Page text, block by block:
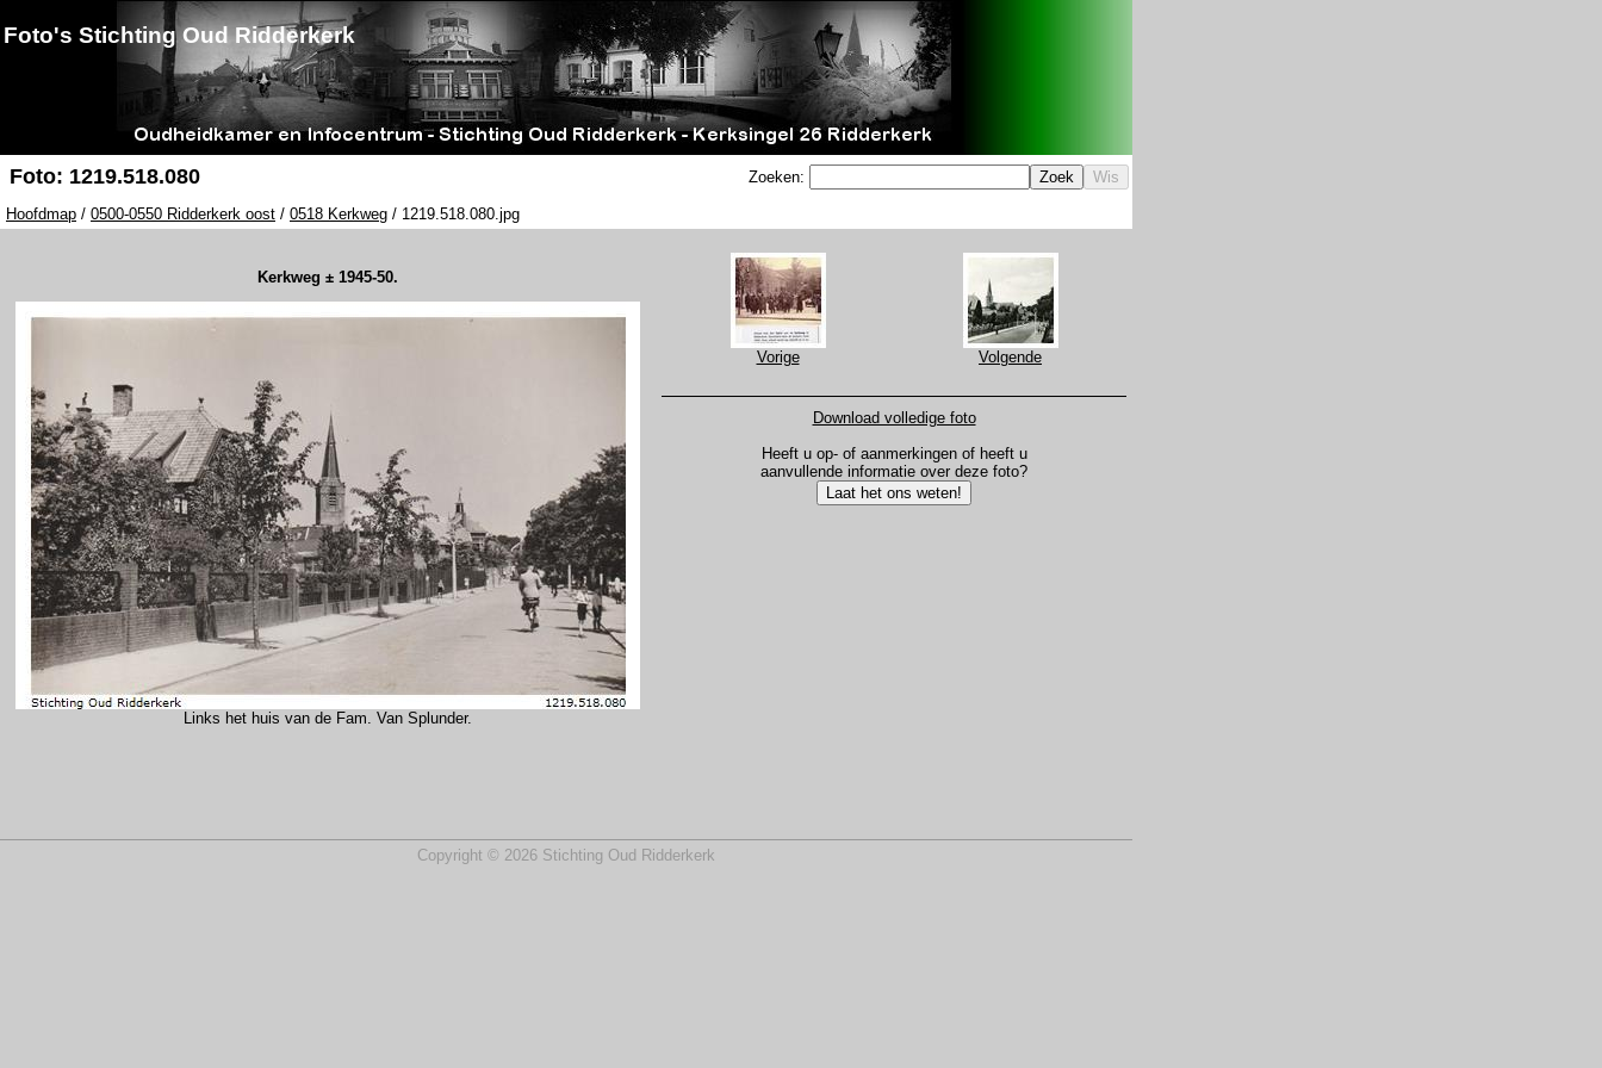
Foto's Stichting Oud Ridderkerk
Foto: 1219.518.080 Zoeken:
Hoofdmap / 0500-0550 Ridderkerk oost / 0518 Kerkweg / 1219.518.080.jpg
Kerkweg ± 1945-50.
Links het huis van de Fam. Van Splunder.
Vorige Volgende
Download volledige foto
Heeft u op- of aanmerkingen of heeft u
aanvullende informatie over deze foto?
Copyright © 2026 Stichting Oud Ridderkerk